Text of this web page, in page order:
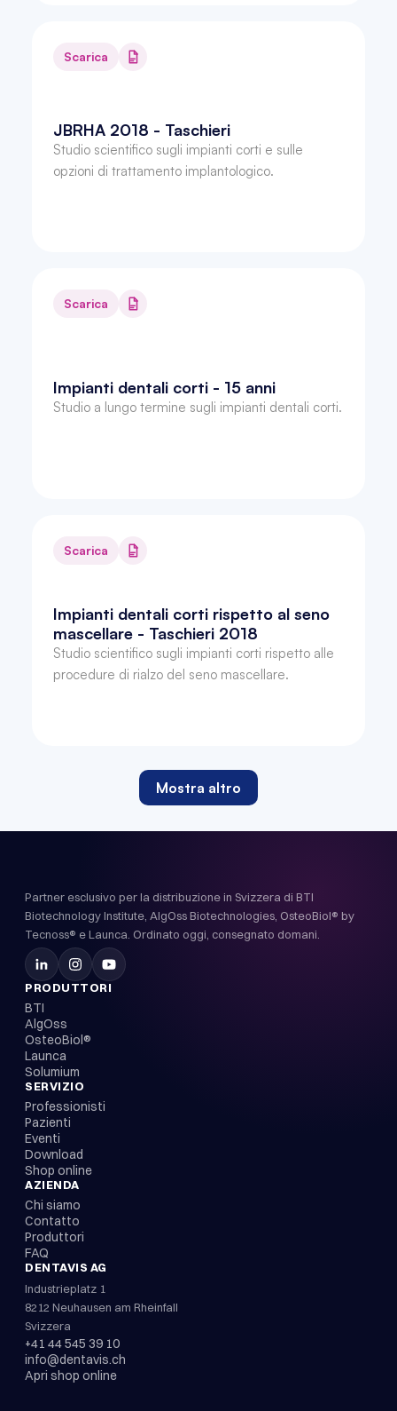
Scarica
JBRHA 2018 - Taschieri
Studio scientifico sugli impianti corti e sulle
opzioni di trattamento implantologico.
Scarica
Impianti dentali corti - 15 anni
Studio a lungo termine sugli impianti dentali corti.
Scarica
Impianti dentali corti rispetto al seno
mascellare - Taschieri 2018
Studio scientifico sugli impianti corti rispetto alle
procedure di rialzo del seno mascellare.
Mostra altro
Partner esclusivo per la distribuzione in Svizzera di BTI
Biotechnology Institute, AlgOss Biotechnologies, OsteoBiol® by
Tecnoss® e Launca. Ordinato oggi, consegnato domani.
PRODUTTORI
BTI
AlgOss
OsteoBiol®
Launca
Solumium
SERVIZIO
Professionisti
Pazienti
Eventi
Download
Shop online
AZIENDA
Chi siamo
Contatto
Produttori
FAQ
DENTAVIS AG
Industrieplatz 1
8212 Neuhausen am Rheinfall
Svizzera
+41 44 545 39 10
info@dentavis.ch
Apri shop online